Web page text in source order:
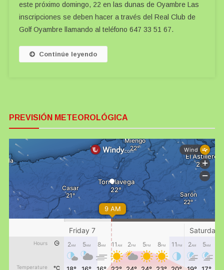
este próximo domingo, 22 en las dunas de Oyambre Las
inscripciones se deben hacer a través del Real Club de
Golf Oyambre llamando al teléfono 647 33 51 67.
Continúe leyendo
PREVISIÓN METEOROLÓGICA